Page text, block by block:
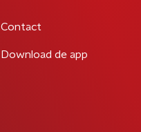
Contact
Download de app